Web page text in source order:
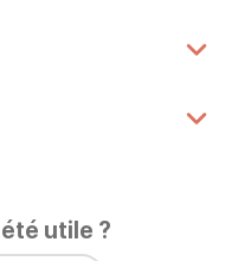
utile ?